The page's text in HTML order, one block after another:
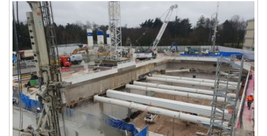
Remaining Time -0:00
1x
Playback Rate
Chapters
Chapters
Descriptions
descriptions off
, selected
Subtitles